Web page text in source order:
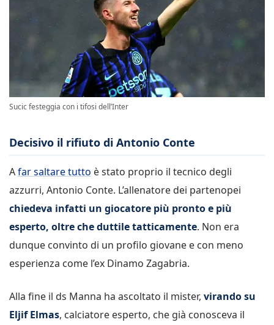
Sucic festeggia con i tifosi dell’Inter
Decisivo il rifiuto di Antonio Conte
Afar saltare tutto è stato proprio il tecnico degli
azzurri, Antonio Conte. L’allenatore dei partenopei
chiedeva infatti un giocatore più pronto e più
esperto, oltre che duttile tatticamente. Non era
dunque convinto di un profilo giovane e con meno
esperienza come l’ex Dinamo Zagabria.
Alla fine il ds Manna ha ascoltato il mister, virando su
Eljif Elmas, calciatore esperto, che già conosceva il